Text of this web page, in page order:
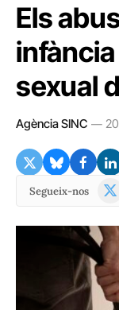
Els
sexual
Agència SINC
Segueix-nos
X